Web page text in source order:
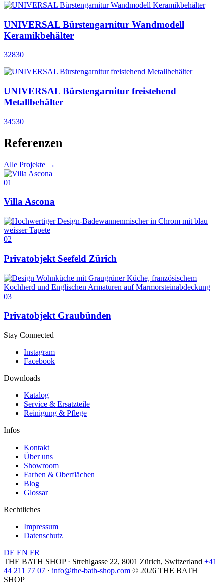
UNIVERSAL Bürstengarnitur Wandmodell
Keramikbehälter
32830
UNIVERSAL Bürstengarnitur freistehend
Metallbehälter
34530
Referenzen
Alle Projekte →
01
Villa Ascona
02
Privatobjekt Seefeld Zürich
03
Privatobjekt Graubünden
Stay Connected
Instagram
Facebook
Downloads
Katalog
Service & Ersatzteile
Reinigung & Pflege
Infos
Kontakt
Über uns
Showroom
Farben & Oberflächen
Blog
Glossar
Rechtliches
Impressum
Datenschutz
DE EN FR
THE BATH SHOP · Strehlgasse 22, 8001 Zürich, Switzerland +41
44 211 77 07 · info@the-bath-shop.com © 2026 THE BATH
SHOP